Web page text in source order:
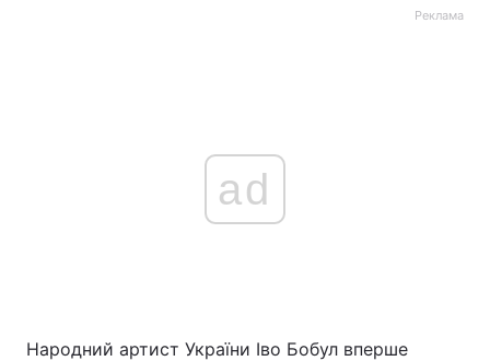
Реклама
ad
Народний артист України Іво Бобул вперше